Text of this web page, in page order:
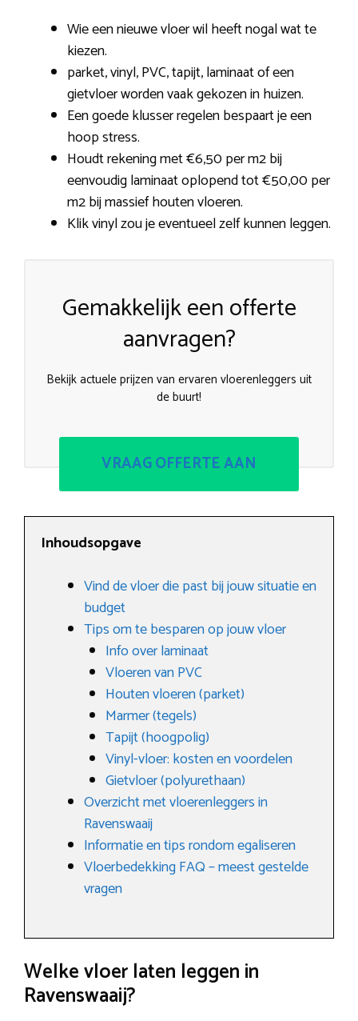
Wie een nieuwe vloer wil heeft nogal wat te
kiezen.
parket, vinyl, PVC, tapijt, laminaat of een
gietvloer worden vaak gekozen in huizen.
Een goede klusser regelen bespaart je een
hoop stress.
Houdt rekening met €6,50 per m2 bij
eenvoudig laminaat oplopend tot €50,00 per
m2 bij massief houten vloeren.
Klik vinyl zou je eventueel zelf kunnen leggen.
Gemakkelijk een offerte
aanvragen?
Bekijk actuele prijzen van ervaren vloerenleggers uit
de buurt!
VRAAG OFFERTE AAN
Inhoudsopgave
Vind de vloer die past bij jouw situatie en
budget
Tips om te besparen op jouw vloer
Info over laminaat
Vloeren van PVC
Houten vloeren (parket)
Marmer (tegels)
Tapijt (hoogpolig)
Vinyl-vloer: kosten en voordelen
Gietvloer (polyurethaan)
Overzicht met vloerenleggers in
Ravenswaaij
Informatie en tips rondom egaliseren
Vloerbedekking FAQ – meest gestelde
vragen
Welke vloer laten leggen in
Ravenswaaij?